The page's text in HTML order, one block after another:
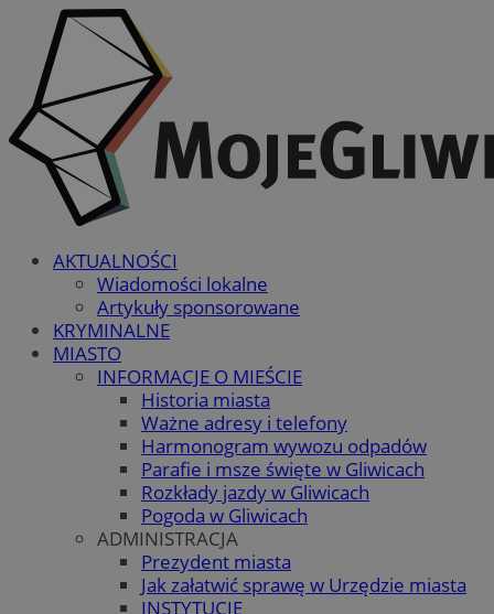
AKTUALNOŚCI
Wiadomości lokalne
Artykuły sponsorowane
KRYMINALNE
MIASTO
INFORMACJE O MIEŚCIE
Historia miasta
Ważne adresy i telefony
Harmonogram wywozu odpadów
Parafie i msze święte w Gliwicach
Rozkłady jazdy w Gliwicach
Pogoda w Gliwicach
ADMINISTRACJA
Prezydent miasta
Jak załatwić sprawę w Urzędzie miasta
INSTYTUCJE